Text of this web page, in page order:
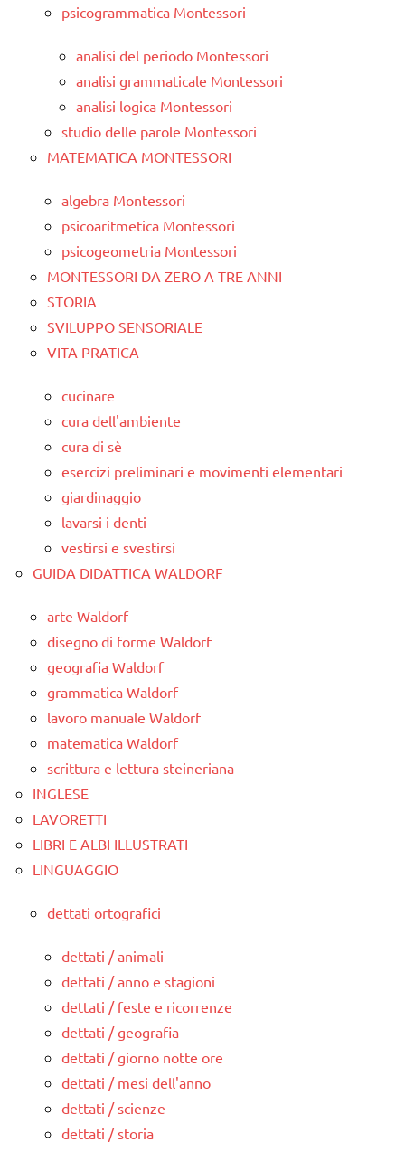
psicogrammatica Montessori
analisi del periodo Montessori
analisi grammaticale Montessori
analisi logica Montessori
studio delle parole Montessori
MATEMATICA MONTESSORI
algebra Montessori
psicoaritmetica Montessori
psicogeometria Montessori
MONTESSORI DA ZERO A TRE ANNI
STORIA
SVILUPPO SENSORIALE
VITA PRATICA
cucinare
cura dell'ambiente
cura di sè
esercizi preliminari e movimenti elementari
giardinaggio
lavarsi i denti
vestirsi e svestirsi
GUIDA DIDATTICA WALDORF
arte Waldorf
disegno di forme Waldorf
geografia Waldorf
grammatica Waldorf
lavoro manuale Waldorf
matematica Waldorf
scrittura e lettura steineriana
INGLESE
LAVORETTI
LIBRI E ALBI ILLUSTRATI
LINGUAGGIO
dettati ortografici
dettati / animali
dettati / anno e stagioni
dettati / feste e ricorrenze
dettati / geografia
dettati / giorno notte ore
dettati / mesi dell'anno
dettati / scienze
dettati / storia